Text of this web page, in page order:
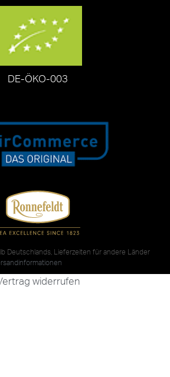
DE-ÖKO-003
Deutschlands, Lieferzeiten für andere Länder
widerrufen